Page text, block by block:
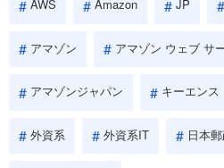
AWS Amazon JP
アマゾン アマゾン ウェブ サ
アマゾンジャパン キーエンス
外資系 外資系IT 日本